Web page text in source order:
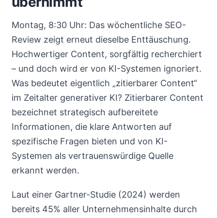
Montag, 8:30 Uhr: Das wöchentliche SEO-
Review zeigt erneut dieselbe Enttäuschung.
Hochwertiger Content, sorgfältig recherchiert
– und doch wird er von KI-Systemen ignoriert.
Was bedeutet eigentlich „zitierbarer Content“
im Zeitalter generativer KI? Zitierbarer Content
bezeichnet strategisch aufbereitete
Informationen, die klare Antworten auf
spezifische Fragen bieten und von KI-
Systemen als vertrauenswürdige Quelle
erkannt werden.
Laut einer Gartner-Studie (2024) werden
bereits 45% aller Unternehmensinhalte durch